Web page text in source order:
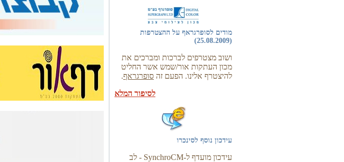
מודים לסופרגראף על ההצטרפות
(25.08.2009)
ושוב מצטרפים לברכות ומברכים את
מכון העתקות אור/שמש אשר החליט
להיצטרף אלינו. הפעם זה סופרגראף.
לסיפור המלא
עידכון נוסף לסינכרו
עידכון מועדף ל-SynchroCM - לב